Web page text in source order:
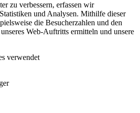
zu verbessern, erfassen wir
und Analysen. Mithilfe dieser
die Besucherzahlen und den
Web-Auftritts ermitteln und unsere
verwendet